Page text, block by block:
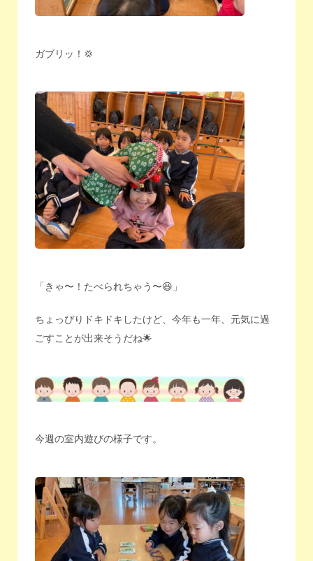
ガブリッ！💢
「きゃ〜！たべられちゃう〜😆」
ちょっぴりドキドキしたけど、今年も一年、元気に過
ごすことが出来そうだね🌟
今週の室内遊びの様子です。